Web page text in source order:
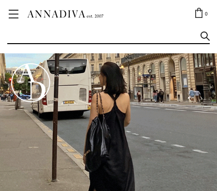
0
ANNA JEWELRY